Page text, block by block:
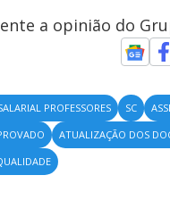
a opinião do
PROFESSORES SC
ATUALIZAÇÃO DOS